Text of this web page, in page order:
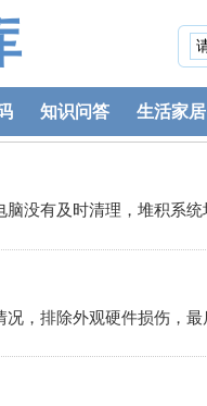
知识问答 生活家居